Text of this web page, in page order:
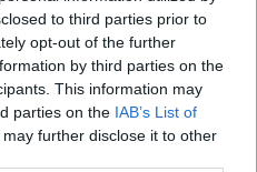
to third parties prior to
opt-out of the further
by third parties on the
This information may
parties on the IAB’s List of
may further disclose it to other